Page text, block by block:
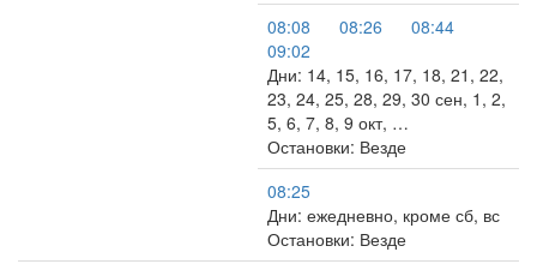
08:08
08:26
08:44
09:02
Дни: 14, 15, 16, 17, 18, 21, 22,
23, 24, 25, 28, 29, 30 сен, 1, 2,
5, 6, 7, 8, 9 окт, …
Остановки: Везде
08:25
Дни: ежедневно, кроме сб, вс
Остановки: Везде